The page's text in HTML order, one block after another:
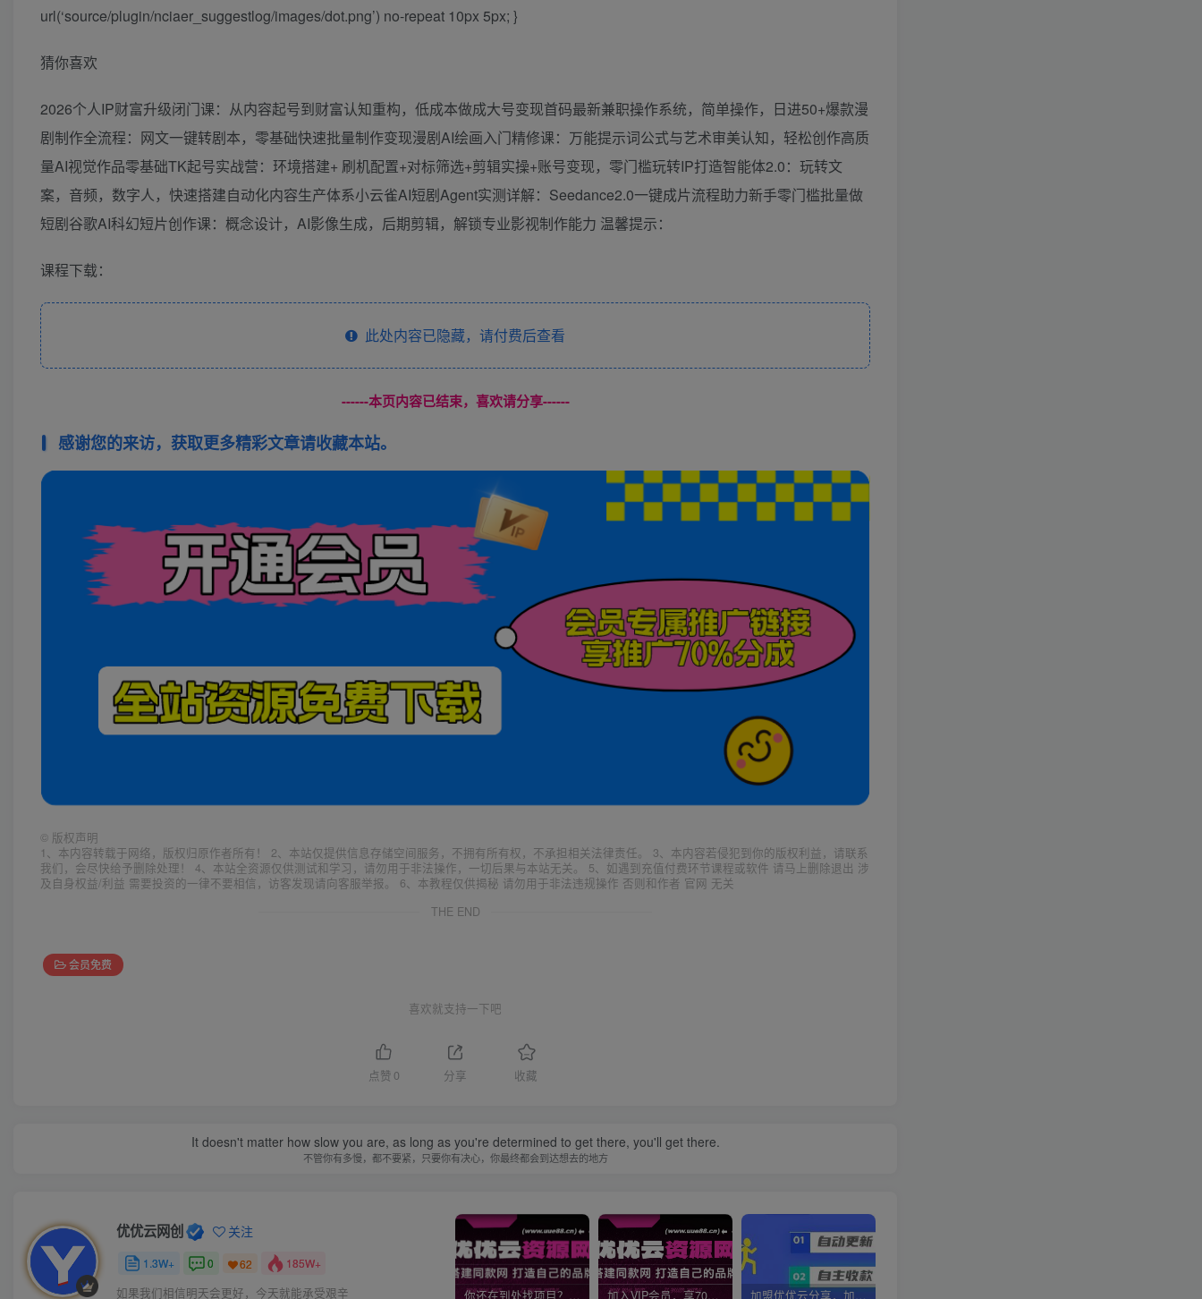
url(‘source/plugin/nciaer_suggestlog/images/dot.png’) no-repeat 10px 5px; }
猜你喜欢
2026个人IP财富升级闭门课：从内容起号到财富认知重构，低成本做成大号变现首码最新兼职操作系统，简单操作，日进50+爆款漫
剧制作全流程：网文一键转剧本，零基础快速批量制作变现漫剧AI绘画入门精修课：万能提示词公式与艺术审美认知，轻松创作高质
量AI视觉作品零基础TK起号实战营：环境搭建+ 刷机配置+对标筛选+剪辑实操+账号变现，零门槛玩转IP打造智能体2.0：玩转文
案，音频，数字人，快速搭建自动化内容生产体系小云雀AI短剧Agent实测详解：Seedance2.0一键成片流程助力新手零门槛批量做
短剧谷歌AI科幻短片创作课：概念设计，AI影像生成，后期剪辑，解锁专业影视制作能力 温馨提示：
课程下载：
此处内容已隐藏，请付费后查看
------本页内容已结束，喜欢请分享------
感谢您的来访，获取更多精彩文章请收藏本站。
© 版权声明
1、本内容转载于网络，版权归原作者所有！ 2、本站仅提供信息存储空间服务，不拥有所有权，不承担相关法律责任。 3、本内容若侵犯到你的版权利益，请联系
我们，会尽快给予删除处理！ 4、本站全资源仅供测试和学习，请勿用于非法操作，一切后果与本站无关。 5、如遇到充值付费环节课程或软件 请马上删除退出 涉
及自身权益/利益 需要投资的一律不要相信，访客发现请向客服举报。 6、本教程仅供揭秘 请勿用于非法违规操作 否则和作者 官网 无关
THE END
会员免费
喜欢就支持一下吧
点赞 0 分享 收藏
It doesn't matter how slow you are, as long as you're determined to get there, you'll get there.
不管你有多慢，都不要紧，只要你有决心，你最终都会到达想去的地方
优优云网创 关注
1.3W+ 0 62 185W+
如果我们相信明天会更好，今天就能承受艰辛 你还在到处找项目？还在当韭菜？我靠网创资源站一个月收入5万+，曾经我也是个失败者。 加入VIP会员，享70%的推广提成，免费学习多种网上创业课程，菜鸟秒变大神！ 加盟优优云分享，加盟搭建同款知识付费资源网站，实现长期稳定被动收入~